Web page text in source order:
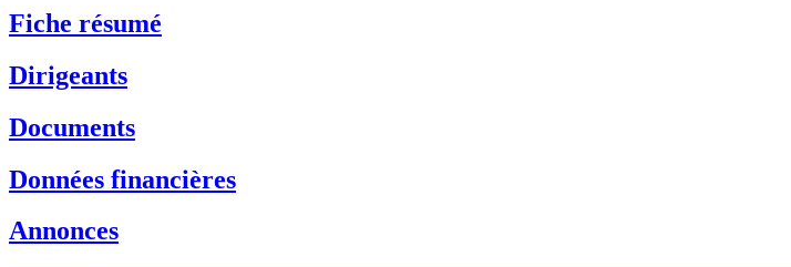
Fiche résumé
Dirigeants
Documents
Données financières
Annonces